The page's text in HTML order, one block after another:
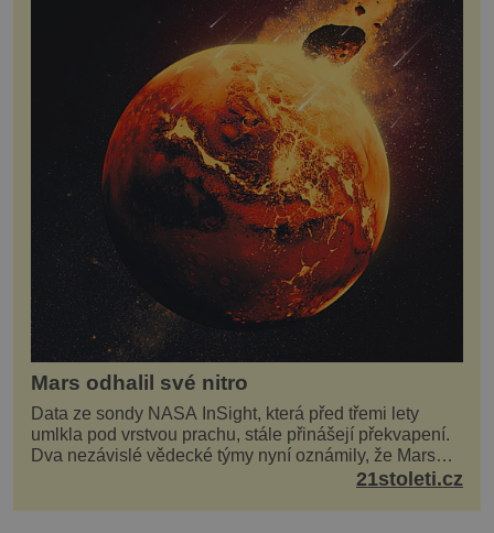
Mars odhalil své nitro
Data ze sondy NASA InSight, která před třemi lety
umlkla pod vrstvou prachu, stále přinášejí překvapení.
Dva nezávislé vědecké týmy nyní oznámily, že Mars
má nejen plášť plný trosek z dávných impaktů,...21stoleti.cz